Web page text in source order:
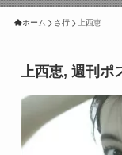
ホーム さ行 上西恵
上西恵, 週刊